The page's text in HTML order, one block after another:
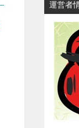
運営者